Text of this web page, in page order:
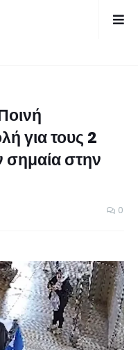
για τους 2
σημαία στην
0